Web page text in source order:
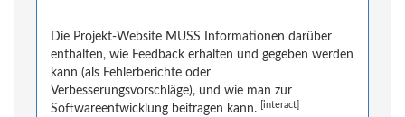
Die Projekt-Website MUSS Informationen darüber
enthalten, wie Feedback erhalten und gegeben werden
kann (als Fehlerberichte oder
Verbesserungsvorschläge), und wie man zur
Softwareentwicklung beitragen kann.
[interact]